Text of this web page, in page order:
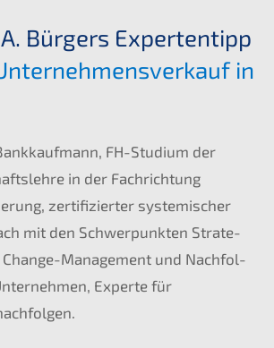
Bürgers Exper­ten­tipp
in
FH-Studi­um der
in der Fachrich­tung
zerti­fi­zier­ter syste­mi­scher
mit den Schwer­punk­ten Strate­
Manage­ment und Nachfol­
Exper­te für